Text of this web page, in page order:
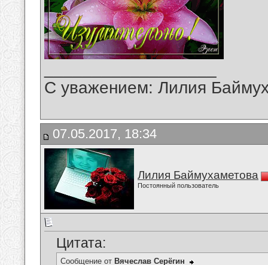
С уважением: Лилия
07.05.2017, 18:34
Лилия Баймухаметова
Постоянный пользователь
Цитата:
Сообщение от Вячеслав Серёгин